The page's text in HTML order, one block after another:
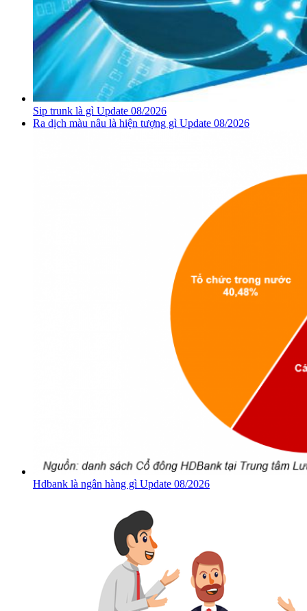
Sip trunk là gì Update 08/2026
Ra dịch màu nâu là hiện tượng gì Update 08/2026
Hdbank là ngân hàng gì Update 08/2026